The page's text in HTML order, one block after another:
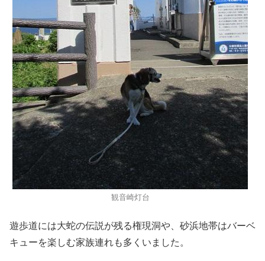
観音崎灯台
遊歩道には大蛇の伝説が残る権現洞や、砂浜地帯はバーベ
キューを楽しむ家族連れも多くいました。